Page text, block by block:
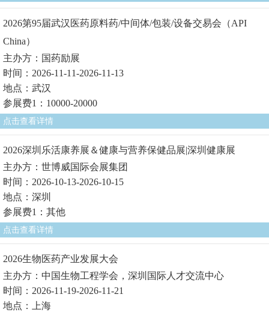
2026第95届武汉医药原料药/中间体/包装/设备交易会（API
China）
主办方：国药励展
时间：2026-11-11-2026-11-13
地点：武汉
参展费1：10000-20000
点击查看详情
2026深圳乐活康养展＆健康与营养保健品展|深圳健康展
主办方：世博威国际会展集团
时间：2026-10-13-2026-10-15
地点：深圳
参展费1：其他
点击查看详情
2026生物医药产业发展大会
主办方：中国生物工程学会，深圳国际人才交流中心
时间：2026-11-19-2026-11-21
地点：上海